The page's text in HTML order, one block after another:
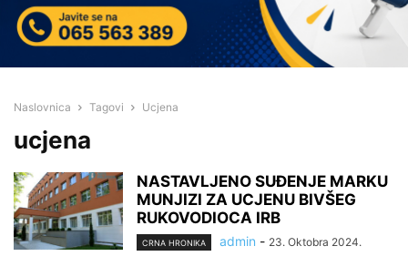
Naslovnica Tagovi Ucjena
ucjena
NASTAVLJENO SUĐENJE MARKU
MUNJIZI ZA UCJENU BIVŠEG
RUKOVODIOCA IRB
CRNA HRONIKA admin - 23. Oktobra 2024.